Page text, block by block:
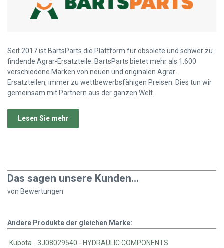
Seit 2017 ist BartsParts die Plattform für obsolete und schwer zu
findende Agrar-Ersatzteile. BartsParts bietet mehr als 1.600
verschiedene Marken von neuen und originalen Agrar-
Ersatzteilen, immer zu wettbewerbsfähigen Preisen. Dies tun wir
gemeinsam mit Partnern aus der ganzen Welt.
Lesen Sie mehr
Das sagen unsere Kunden...
von Bewertungen
Andere Produkte der gleichen Marke:
Kubota - 3J08029540 - HYDRAULIC COMPONENTS